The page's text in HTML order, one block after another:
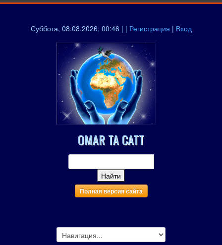
Суббота, 08.08.2026, 00:46 | | Регистрация | Вход
OMAR TA CATT
Полная версия сайта